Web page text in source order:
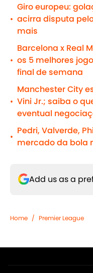
•
Giro europeu:
acirra disputa
mais
•
Barcelona x Real
os 5 melhores
final de semana
•
Manchester City
Vini Jr.; saiba o
eventual
•
Pedri, Valverde,
mercado da bola
Add us as a
Home / Premier League